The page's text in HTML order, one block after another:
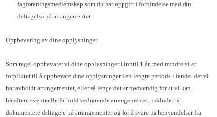
fagforeningsmedlemskap som du har oppgitt i forbindelse med din
deltagelse på arrangementet
Oppbevaring av dine opplysninger
Som regel oppbevarer vi dine opplysninger i inntil 1 år, med mindre vi er
forpliktet til å oppbevare dine opplysninger i en lengre periode i landet der vi
har avholdt arrangementet, eller så lenge det er nødvendig for at vi kan
håndtere eventuelle forhold vedrørende arrangementet, inkludert å
dokumentere deltagere på arrangementet og for å svare på henvendelser fra